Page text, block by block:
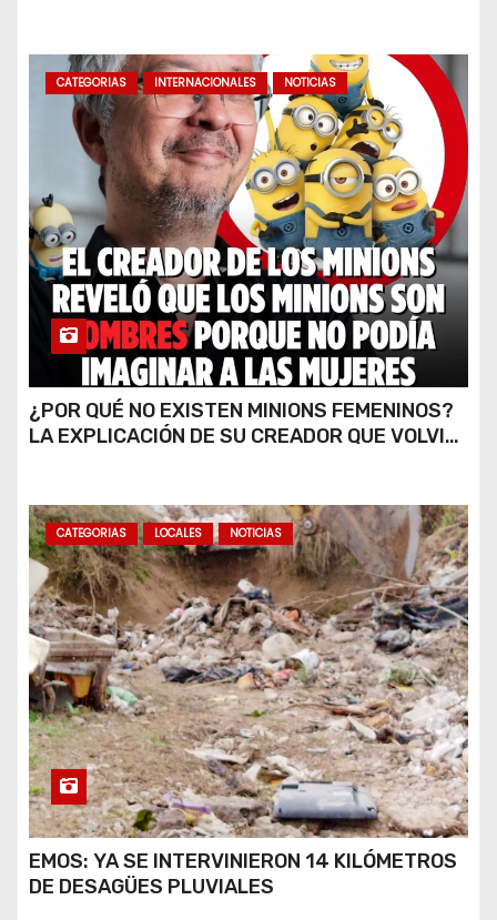
CATEGORIAS INTERNACIONALES NOTICIAS
¿POR QUÉ NO EXISTEN MINIONS FEMENINOS?
LA EXPLICACIÓN DE SU CREADOR QUE VOLVIÓ
CATEGORIAS LOCALES NOTICIAS
EMOS: YA SE INTERVINIERON 14 KILÓMETROS
DE DESAGÜES PLUVIALES